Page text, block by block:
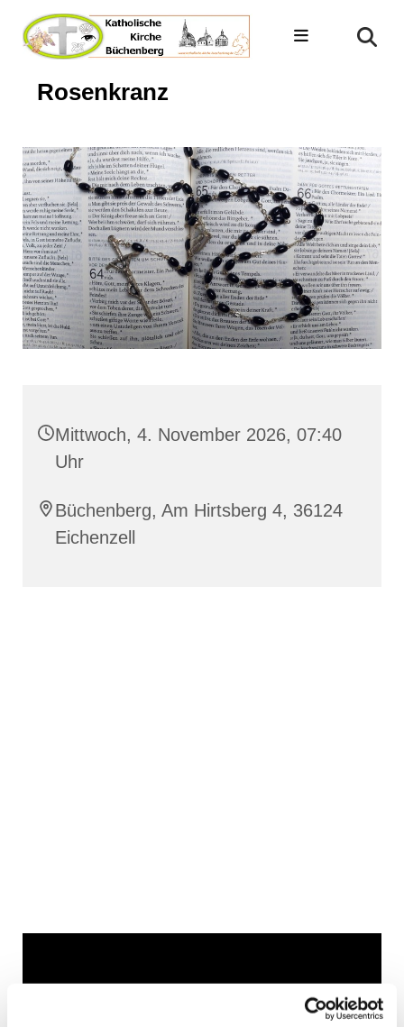
Rosenkranz
Mittwoch, 4. November 2026, 07:40
Uhr
Büchenberg, Am Hirtsberg 4, 36124
Eichenzell
Dies könnte Sie auch